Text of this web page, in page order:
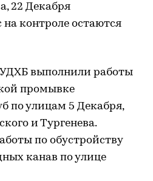
22 Декабря
контроле остаются
выполнили работы
промывке
по улицам 5 Декабря,
и Тургенева.
по обустройству
канав по улице